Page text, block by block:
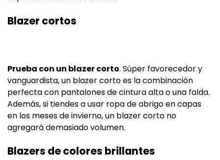
Blazer cortos
Prueba con un blazer corto. Súper favorecedor y
vanguardista, un blazer corto es la combinación
perfecta con pantalones de cintura alta o una falda.
Además, si tiendes a usar ropa de abrigo en capas
en los meses de invierno, un blazer corto no
agregará demasiado volumen.
Blazers de colores brillantes